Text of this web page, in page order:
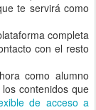
te servirá como
completa
con el resto
como alumno
contenidos que
de acceso a